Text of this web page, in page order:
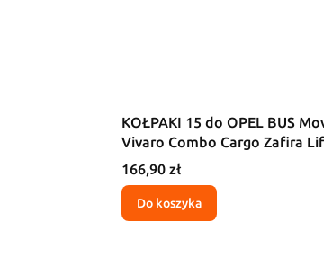
KOŁPAKI 15 do OPEL BUS
Vivaro Combo Cargo Zafira
Cena
166,90 zł
Do koszyka